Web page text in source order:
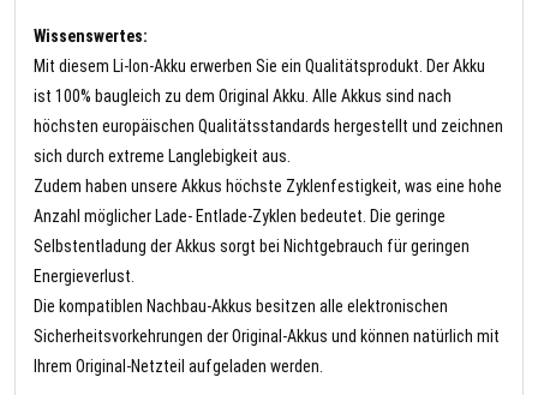
Wissenswertes:
Mit diesem Li-Ion-Akku erwerben Sie ein Qualitätsprodukt. Der Akku
ist 100% baugleich zu dem Original Akku. Alle Akkus sind nach
höchsten europäischen Qualitätsstandards hergestellt und zeichnen
sich durch extreme Langlebigkeit aus.
Zudem haben unsere Akkus höchste Zyklenfestigkeit, was eine hohe
Anzahl möglicher Lade- Entlade-Zyklen bedeutet. Die geringe
Selbstentladung der Akkus sorgt bei Nichtgebrauch für geringen
Energieverlust.
Die kompatiblen Nachbau-Akkus besitzen alle elektronischen
Sicherheitsvorkehrungen der Original-Akkus und können natürlich mit
Ihrem Original-Netzteil aufgeladen werden.